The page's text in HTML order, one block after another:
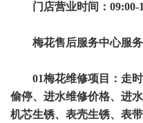
门店营业时间：09:00-
梅花售后服务中心服务
01梅花维修项目：走时
偷停、进水维修价格、进
机芯生锈、表壳生锈、表